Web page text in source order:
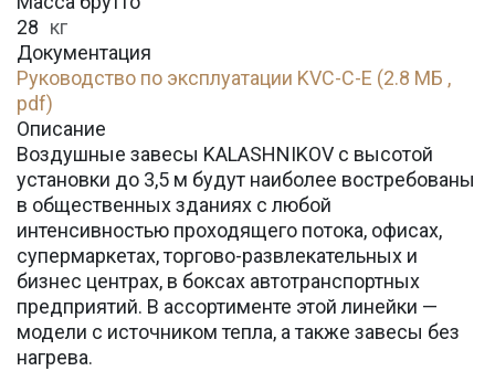
28 кг
Документация
Руководство по эксплуатации KVC-C-E (2.8 МБ ,
pdf)
Описание
Воздушные завесы KALASHNIKOV с высотой
установки до 3,5 м будут наиболее востребованы
в общественных зданиях с любой
интенсивностью проходящего потока, офисах,
супермаркетах, торгово-развлекательных и
бизнес центрах, в боксах автотранспортных
предприятий. В ассортименте этой линейки —
модели с источником тепла, а также завесы без
нагрева.